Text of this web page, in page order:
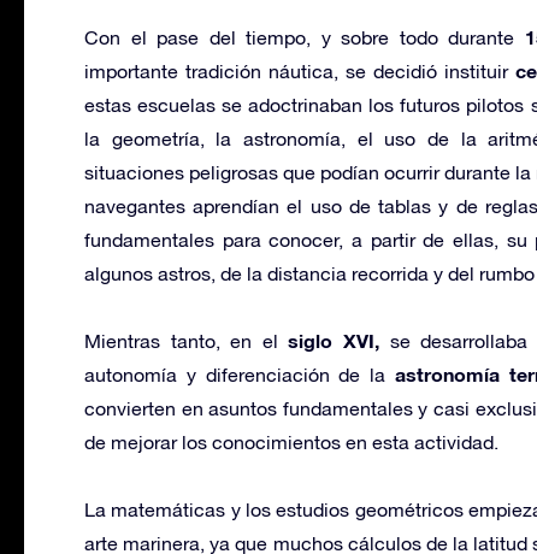
Con el pase del tiempo, y sobre todo durante
importante tradición náutica, se decidió instituir
estas escuelas se adoctrinaban los futuros
la geometría, la astronomía, el uso de la
situaciones peligrosas que podían ocurrir durante
navegantes aprendían el uso de tablas y de
fundamentales para conocer, a partir de ellas,
algunos astros, de la distancia recorrida y del
Mientras tanto, en elsiglo XVI, se
autonomía y diferenciación de la astronomía
convierten en asuntos fundamentales y casi
de mejorar los conocimientos en esta actividad.
La matemáticas y los estudios geométricos
arte marinera, ya que muchos cálculos de la